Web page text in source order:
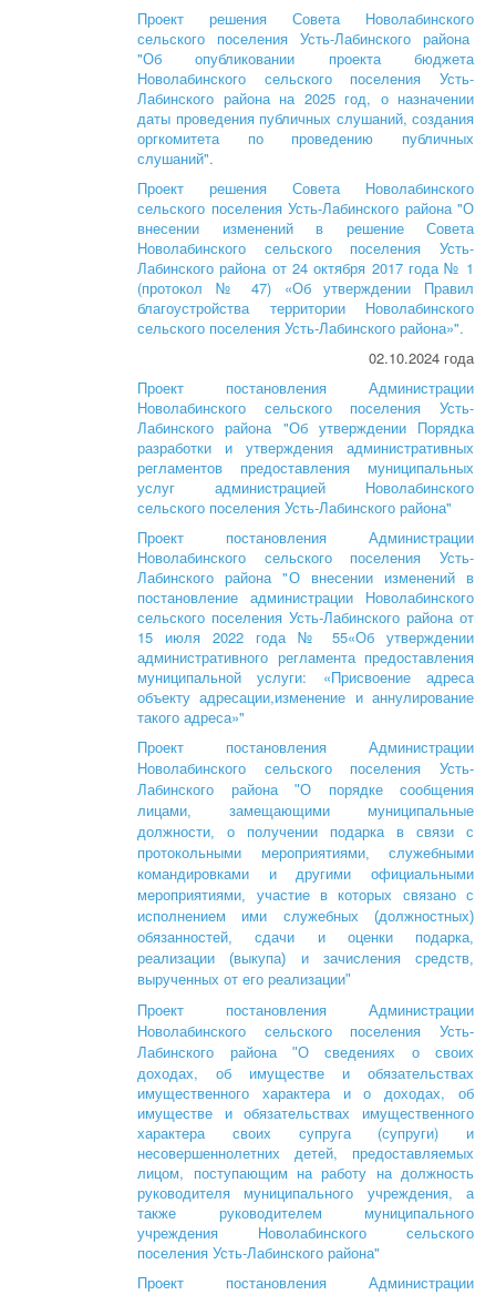
Проект решения Совета Новолабинского
сельского поселения Усть-Лабинского района
"Об опубликовании проекта бюджета
Новолабинского сельского поселения Усть-
Лабинского района на 2025 год, о назначении
даты проведения публичных слушаний, создания
оргкомитета по проведению публичных
слушаний".
Проект решения Совета Новолабинского
сельского поселения Усть-Лабинского района "О
внесении изменений в решение Совета
Новолабинского сельского поселения Усть-
Лабинского района от 24 октября 2017 года № 1
(протокол № 47) «Об утверждении Правил
благоустройства территории Новолабинского
сельского поселения Усть-Лабинского района»".
02.10.2024 года
Проект постановления Администрации
Новолабинского сельского поселения Усть-
Лабинского района "Об утверждении Порядка
разработки и утверждения административных
регламентов предоставления муниципальных
услуг администрацией Новолабинского
сельского поселения Усть-Лабинского района"
Проект постановления Администрации
Новолабинского сельского поселения Усть-
Лабинского района "О внесении изменений в
постановление администрации Новолабинского
сельского поселения Усть-Лабинского района от
15 июля 2022 года № 55«Об утверждении
административного регламента предоставления
муниципальной услуги: «Присвоение адреса
объекту адресации,изменение и аннулирование
такого адреса»"
Проект постановления Администрации
Новолабинского сельского поселения Усть-
Лабинского района "О порядке сообщения
лицами, замещающими муниципальные
должности, о получении подарка в связи с
протокольными мероприятиями, служебными
командировками и другими официальными
мероприятиями, участие в которых связано с
исполнением ими служебных (должностных)
обязанностей, сдачи и оценки подарка,
реализации (выкупа) и зачисления средств,
вырученных от его реализации"
Проект постановления Администрации
Новолабинского сельского поселения Усть-
Лабинского района "О сведениях о своих
доходах, об имуществе и обязательствах
имущественного характера и о доходах, об
имуществе и обязательствах имущественного
характера своих супруга (супруги) и
несовершеннолетних детей, предоставляемых
лицом, поступающим на работу на должность
руководителя муниципального учреждения, а
также руководителем муниципального
учреждения Новолабинского сельского
поселения Усть-Лабинского района"
Проект постановления Администрации